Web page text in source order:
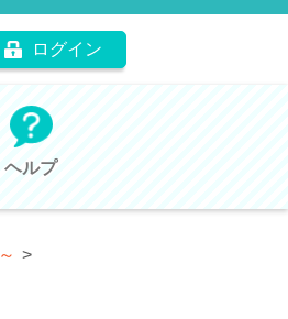
ログイン
ヘルプ
>